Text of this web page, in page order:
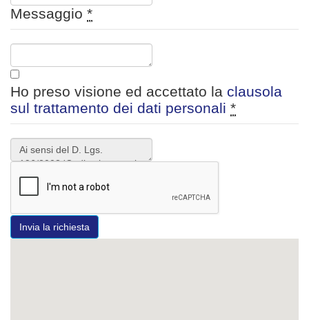
Messaggio *
Ho preso visione ed accettato la clausola
sul trattamento dei dati personali *
Invia la richiesta